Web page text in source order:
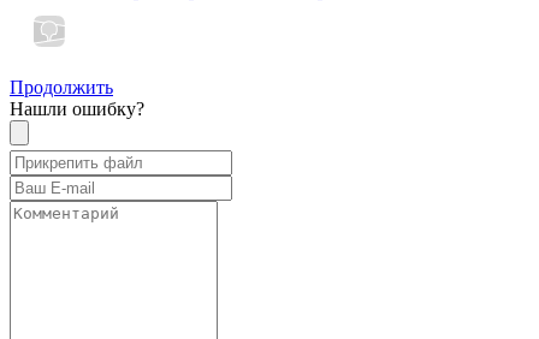
Продолжить
Нашли ошибку?